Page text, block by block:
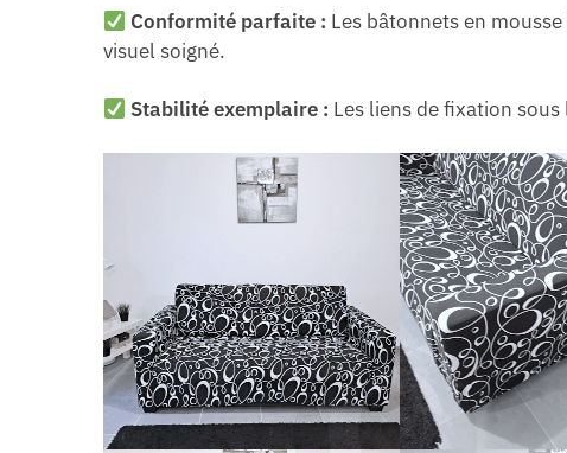
Conformité parfaite : Les bâtonnets en
visuel soigné.
Stabilité exemplaire : Les liens de fixation